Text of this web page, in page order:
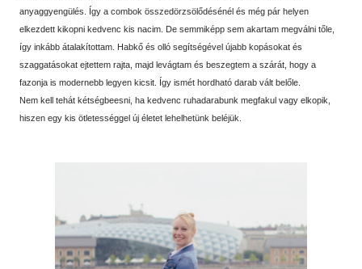
anyaggyengülés. Így a combok összedörzsölődésénél és még pár helyen
elkezdett kikopni kedvenc kis nacim. De semmiképp sem akartam megválni tőle,
így inkább átalakítottam. Habkő és olló segítségével újabb kopásokat és
szaggatásokat ejtettem rajta, majd levágtam és beszegtem a szárát, hogy a
fazonja is modernebb legyen kicsit. Így ismét hordható darab vált belőle.
Nem kell tehát kétségbeesni, ha kedvenc ruhadarabunk megfakul vagy elkopik,
hiszen egy kis ötletességgel új életet lehelhetünk beléjük.